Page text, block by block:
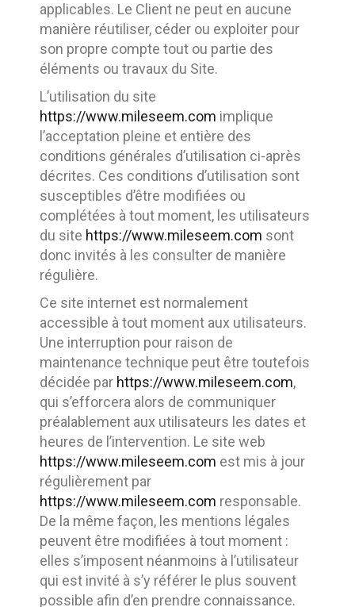
applicables. Le Client ne peut en aucune
manière réutiliser, céder ou exploiter pour
son propre compte tout ou partie des
éléments ou travaux du Site.
L’utilisation du site
https://www.mileseem.com implique
l’acceptation pleine et entière des
conditions générales d’utilisation ci-après
décrites. Ces conditions d’utilisation sont
susceptibles d’être modifiées ou
complétées à tout moment, les utilisateurs
du site https://www.mileseem.com sont
donc invités à les consulter de manière
régulière.
Ce site internet est normalement
accessible à tout moment aux utilisateurs.
Une interruption pour raison de
maintenance technique peut être toutefois
décidée par https://www.mileseem.com,
qui s’efforcera alors de communiquer
préalablement aux utilisateurs les dates et
heures de l’intervention. Le site web
https://www.mileseem.com est mis à jour
régulièrement par
https://www.mileseem.com responsable.
De la même façon, les mentions légales
peuvent être modifiées à tout moment :
elles s’imposent néanmoins à l’utilisateur
qui est invité à s’y référer le plus souvent
possible afin d’en prendre connaissance.